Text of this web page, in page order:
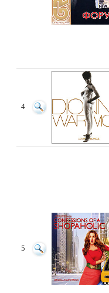
4
5